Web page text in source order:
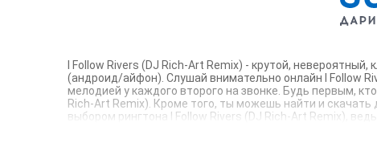
I Follow Rivers (DJ Rich-Art Remix) - крутой,
(андроид/айфон). Слушай внимательно онлайн I Follow
мелодией у каждого второго на звонке. Будь первым,
Rich-Art Remix). Кроме того, ты можешь найти и
выбором рингтона I Follow Rivers (DJ Rich-Art Remix),
m4r композиции и звуки на звонок, которые зацепят